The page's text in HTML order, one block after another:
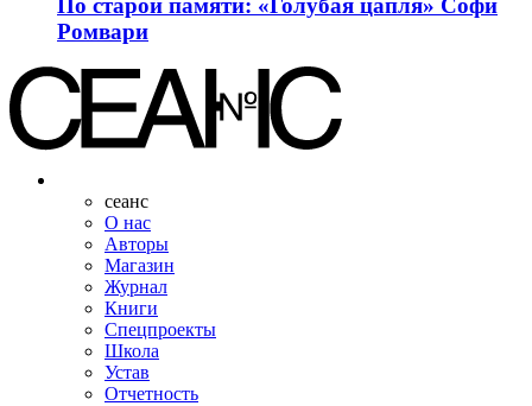
Ромвари
сеанс
О нас
Авторы
Магазин
Журнал
Книги
Спецпроекты
Школа
Устав
Отчетность